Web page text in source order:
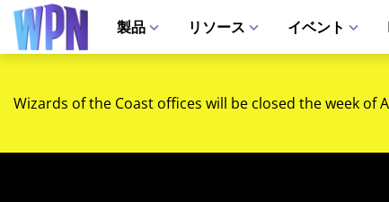
製品 リソース イベント
Wizards of the Coast offices will be closed the week